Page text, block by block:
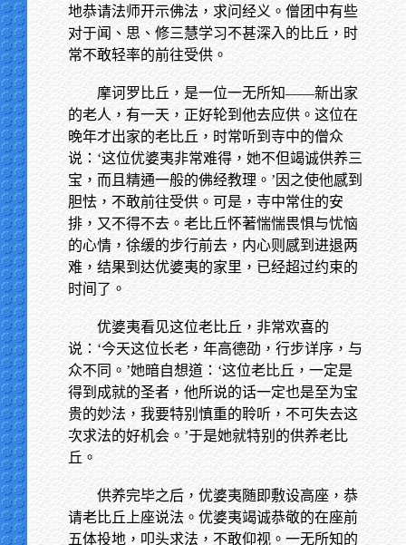
地恭请法师开示佛法，求问经义。僧团中有些
对于闻、思、修三慧学习不甚深入的比丘，时
常不敢轻率的前往受供。
摩诃罗比丘，是一位一无所知——新出家
的老人，有一天，正好轮到他去应供。这位在
晚年才出家的老比丘，时常听到寺中的僧众
说：‘这位优婆夷非常难得，她不但竭诚供养三
宝，而且精通一般的佛经教理。’因之使他感到
胆怯，不敢前往受供。可是，寺中常住的安
排，又不得不去。老比丘怀著惴惴畏惧与忧恼
的心情，徐缓的步行前去，内心则感到进退两
难，结果到达优婆夷的家里，已经超过约束的
时间了。
优婆夷看见这位老比丘，非常欢喜的
说：‘今天这位长老，年高德劭，行步详序，与
众不同。’她暗自想道：‘这位老比丘，一定是
得到成就的圣者，他所说的话一定也是至为宝
贵的妙法，我要特别慎重的聆听，不可失去这
次求法的好机会。’于是她就特别的供养老比
丘。
供养完毕之后，优婆夷随即敷设高座，恭
请老比丘上座说法。优婆夷竭诚恭敬的在座前
五体投地，叩头求法，不敢仰视。一无所知的